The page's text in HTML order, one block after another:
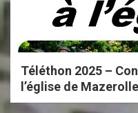
Téléthon 2025 –
l’église de